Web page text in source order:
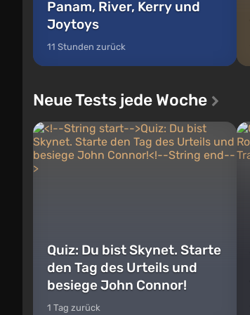
Panam, River, Kerry und
Joytoys
11 Stunden zurück
Neue Tests jede Woche
Quiz: Du bist Skynet. Starte
den Tag des Urteils und
besiege John Connor!
1 Tag zurück